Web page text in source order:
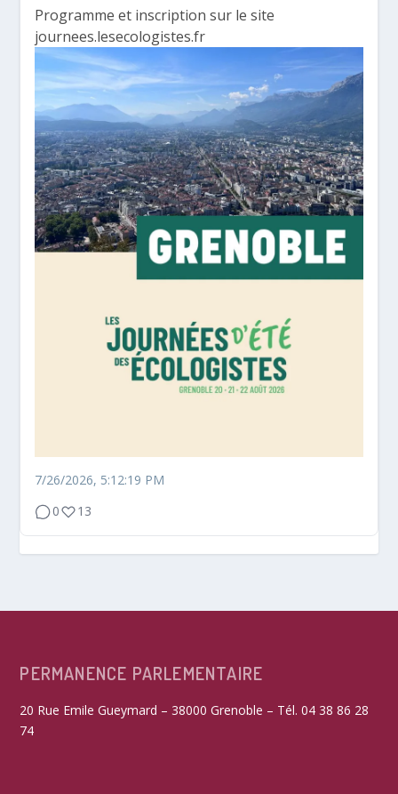
Programme et inscription sur le site
journees.lesecologistes.fr
7/26/2026, 5:12:19 PM
0
13
PERMANENCE PARLEMENTAIRE
20 Rue Emile Gueymard – 38000 Grenoble – Tél. 04 38 86 28
74